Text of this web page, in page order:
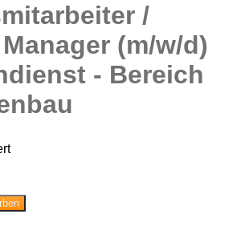
/
(m/w/d)
- Bereich